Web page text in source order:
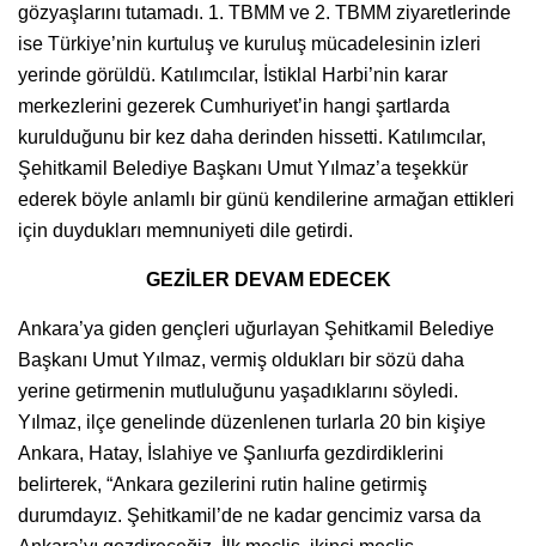
gözyaşlarını tutamadı. 1. TBMM ve 2. TBMM ziyaretlerinde
ise Türkiye’nin kurtuluş ve kuruluş mücadelesinin izleri
yerinde görüldü. Katılımcılar, İstiklal Harbi’nin karar
merkezlerini gezerek Cumhuriyet’in hangi şartlarda
kurulduğunu bir kez daha derinden hissetti. Katılımcılar,
Şehitkamil Belediye Başkanı Umut Yılmaz’a teşekkür
ederek böyle anlamlı bir günü kendilerine armağan ettikleri
için duydukları memnuniyeti dile getirdi.
GEZİLER DEVAM EDECEK
Ankara’ya giden gençleri uğurlayan Şehitkamil Belediye
Başkanı Umut Yılmaz, vermiş oldukları bir sözü daha
yerine getirmenin mutluluğunu yaşadıklarını söyledi.
Yılmaz, ilçe genelinde düzenlenen turlarla 20 bin kişiye
Ankara, Hatay, İslahiye ve Şanlıurfa gezdirdiklerini
belirterek, “Ankara gezilerini rutin haline getirmiş
durumdayız. Şehitkamil’de ne kadar gencimiz varsa da